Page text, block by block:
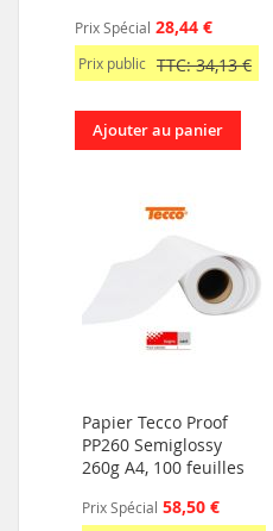
Prix Spécial 28,44 €
Prix public TTC: 34,13 €
Ajouter au panier
Papier Tecco Proof
PP260 Semiglossy
260g A4, 100 feuilles
Prix Spécial 58,50 €